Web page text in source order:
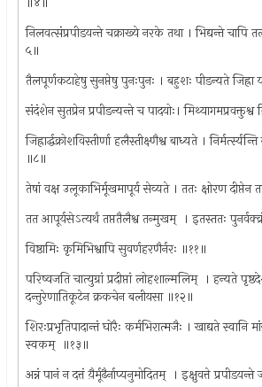
निलवत्संप्रपीडयन्ते चक्राख्ये नरके तथा । भिद्यन्ते चापि
५॥
तैलपूर्णकटाहेषु सुनप्तेषु पुनःपुनः । बहुशः पीडन्यते जिह्रा
संदंशेन सुतप्रेन प्रपीडन्यन्ते च पादयोः। मिथ्यागमप्रवक्तुश्व
जिह्रार्द्धक्रोशविस्तीर्णा हलैस्तीक्ष्णैश्व बाध्यते ।
॥८॥
तेषां वक्ष उलूकाभिर्मूखमापूर्य सेव्यते । ततः क्षोरण दीप्तेन
तत आपूर्यसेऽत्यर्थं तप्ततैलैश्व तन्मुखम् ‍ । इतस्ततः
विष्ठामिः कृमिभिश्वापि सुवर्णहरणैर्नरः ॥११॥
परिष्वजति चात्युग्रां प्रदीप्तां लोहशाल्मलिम् ‍ । हन्यते
दन्तुरेणातिकूटेन क्रकचेन बलीयसा ॥१२॥
शिरःप्रभृतिपादान्तं घोरैः कर्मभिरात्मजैः । खाद्यते स्वानि
स्वकम् ‍ ॥१३॥
अन्नं पानं न दत्तं य़ैर्मूढैर्नाप्यनुमोदितम् ‍ । इक्षुवत्ते